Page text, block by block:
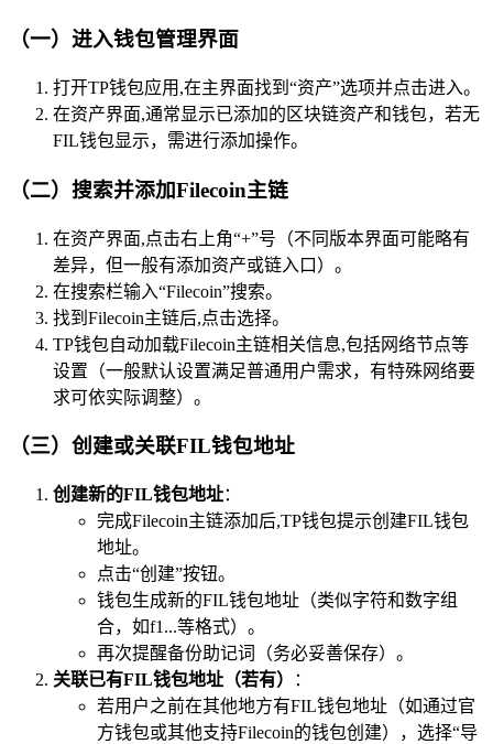
（一）进入钱包管理界面
打开TP钱包应用,在主界面找到“资产”选项并点击进入。
在资产界面,通常显示已添加的区块链资产和钱包，若无
FIL钱包显示，需进行添加操作。
（二）搜索并添加Filecoin主链
在资产界面,点击右上角“+”号（不同版本界面可能略有
差异，但一般有添加资产或链入口）。
在搜索栏输入“Filecoin”搜索。
找到Filecoin主链后,点击选择。
TP钱包自动加载Filecoin主链相关信息,包括网络节点等
设置（一般默认设置满足普通用户需求，有特殊网络要
求可依实际调整）。
（三）创建或关联FIL钱包地址
创建新的FIL钱包地址：
完成Filecoin主链添加后,TP钱包提示创建FIL钱包
地址。
点击“创建”按钮。
钱包生成新的FIL钱包地址（类似字符和数字组
合，如f1...等格式）。
再次提醒备份助记词（务必妥善保存）。
关联已有FIL钱包地址（若有）
：
若用户之前在其他地方有FIL钱包地址（如通过官
方钱包或其他支持Filecoin的钱包创建），选择“导